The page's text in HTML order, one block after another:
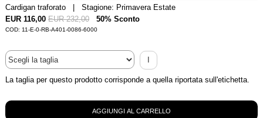
Cardigan traforato | Stagione: Primavera Estate
EUR 116,00 EUR 232,00 50% Sconto
COD: 11-E-0-RB-A401-0086-6000
I
La taglia per questo prodotto corrisponde a quella riportata sull'etichetta.